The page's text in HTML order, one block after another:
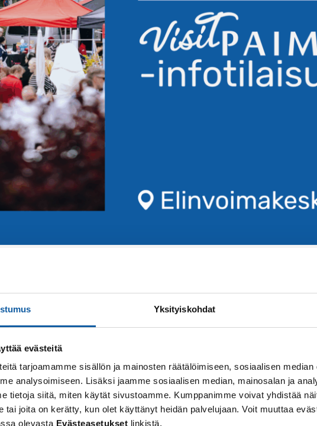
Yksityiskohdat
evästeitä
tarjoamamme sisällön ja mainosten räätälöimiseen, sosiaalisen
analysoimiseen. Lisäksi jaamme sosiaalisen median, mainosalan ja
tietoja siitä, miten käytät sivustoamme. Kumppanimme voivat yhdistää
tai joita on kerätty, kun olet käyttänyt heidän palvelujaan. Voit muuttaa
olevasta Evästeasetukset linkistä.
ja toimii nyt osana Paimion kaupungin
palvelee kesäisin jatkossakin Paimion Sähkömuseossa
(Vistantie 19).
läpi: